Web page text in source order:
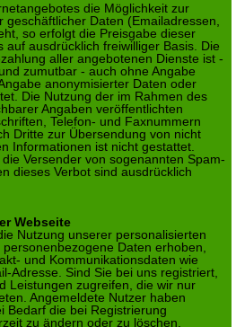
die Möglichkeit zur
geschäftlicher Daten (Emailadressen,
so erfolgt die Preisgabe dieser
auf ausdrücklich freiwilliger Basis. Die
aller angebotenen Dienste ist -
zumutbar - auch ohne Angabe
anonymisierter Daten oder
Die Nutzung der im Rahmen des
Angaben veröffentlichten
Telefon- und Faxnummern
Dritte zur Übersendung von nicht
Informationen ist nicht gestattet.
Versender von sogenannten Spam-
dieses Verbot sind ausdrücklich
Webseite
Nutzung unserer personalisierten
Daten erhoben,
und Kommunikationsdaten wie
Adresse. Sind Sie bei uns registriert,
Leistungen zugreifen, die wir nur
Angemeldete Nutzer haben
Bedarf die bei Registrierung
zu ändern oder zu löschen.